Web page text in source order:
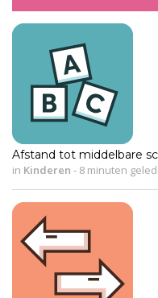
Afstand tot middelbare
in Kinderen - 8 minuten